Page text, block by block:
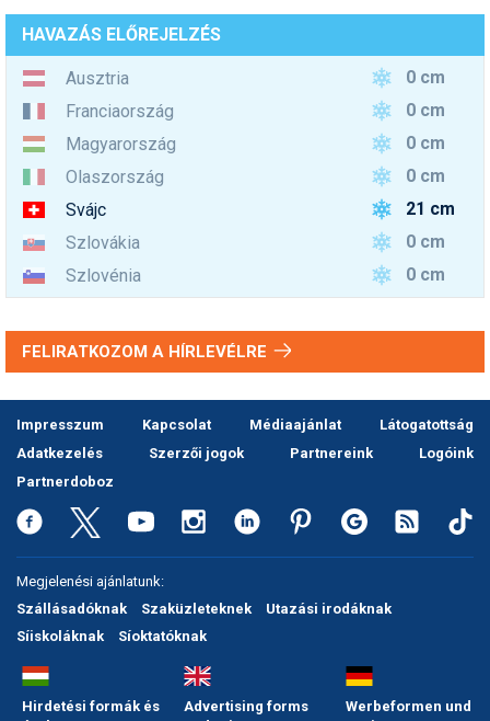
HAVAZÁS ELŐREJELZÉS
Ausztria
0 cm
Franciaország
0 cm
Magyarország
0 cm
Olaszország
0 cm
Svájc
21 cm
Szlovákia
0 cm
Szlovénia
0 cm
FELIRATKOZOM A HÍRLEVÉLRE
Impresszum Kapcsolat Médiaajánlat
Látogatottság
Adatkezelés
Szerzői jogok Partnereink
Logóink
Partnerdoboz
Megjelenési ajánlatunk:
Szállásadóknak
Szaküzleteknek
Utazási irodáknak
Síiskoláknak
Síoktatóknak
Hirdetési formák és
Advertising forms
Werbeformen und